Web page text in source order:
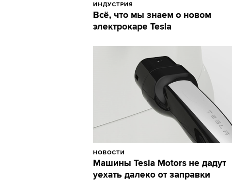
ИНДУСТРИЯ
Всё, что мы знаем о новом
электрокаре Tesla
НОВОСТИ
Машины Tesla Motors не дадут
уехать далеко от заправки